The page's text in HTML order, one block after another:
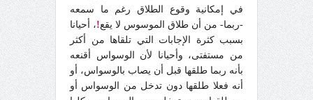
في إمكانية وقوع الطلاق رغم ما سمعه
-ربما- من أن طلاق الموسوس لا يقع!، أحيانا
بسبب كثرة الإجابات التي تلقاها من أكثر
من مستفتى، وأحيانا لأن الوسواس أقنعه
بأنه ربما طلقها قبل أن يصاب بالوسواس، أو
أنه فعلا طلقها دون تدخل من الوسواس أو